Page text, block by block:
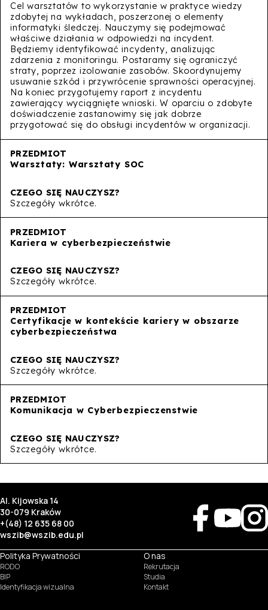
Cel warsztatów to wykorzystanie w praktyce wiedzy
zdobytej na wykładach, poszerzonej o elementy
informatyki śledczej. Nauczymy się podejmować
właściwe działania w odpowiedzi na incydent.
Będziemy identyfikować incydenty, analizując
zdarzenia z monitoringu. Postaramy się ograniczyć
straty, poprzez izolowanie zasobów. Skoordynujemy
usuwanie szkód i przywrócenie sprawności operacyjnej.
Na koniec przygotujemy raport z incydentu
zawierający wyciągnięte wnioski. W oparciu o zdobyte
doświadczenie zastanowimy się jak dobrze
przygotować się do obsługi incydentów w organizacji.
Warsztaty: Warsztaty SOC
Szczegóły wkrótce.
Kariera w cyberbezpieczeństwie
Szczegóły wkrótce.
Certyfikacje w kontekście kariery w obszarze
cyberbezpieczeństwa
Szczegóły wkrótce.
Komunikacja w Cyberbezpieczenstwie
Szczegóły wkrótce.
Al. Kijowska 14
30-079 Kraków
+(48) 12 635 68 00
wszib@wszib.edu.pl
Polityka Prywatności
RODO
BIP
Identyfikacja wizualna
O nas
Rekrutacja
Studia
Kontakt